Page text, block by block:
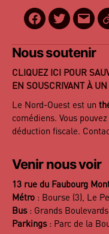
Facebook
Twitter
E-
mail
Nous soutenir
CLIQUEZ ICI POUR
EN SOUSCRIVANT À
Le Nord-Ouest est un
comédiens. Vous pouvez
déduction fiscale.
Venir nous voir
13 rue du Faubourg
Métro : Bourse (3), Le
Bus: Grands
Parkings: Parc de la